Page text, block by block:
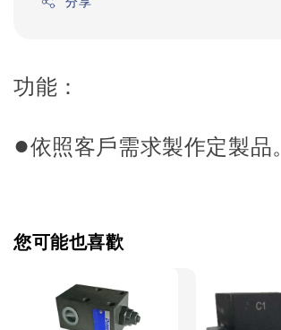
功能：
●依照客戶需求製作定製品。
您可能也喜歡